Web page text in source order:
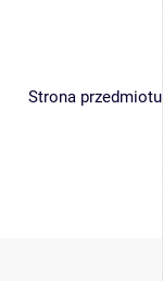
Strona przedmiotu